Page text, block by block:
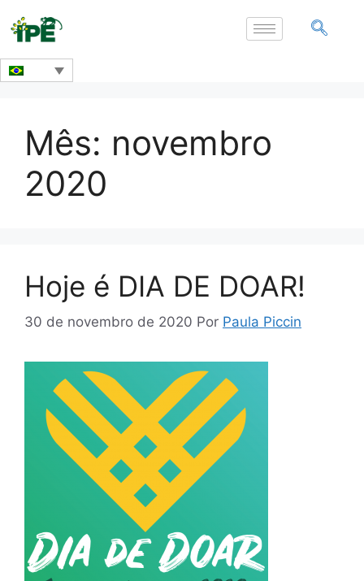
Mês: novembro
2020
Hoje é DIA DE DOAR!
30 de novembro de 2020 Por Paula Piccin